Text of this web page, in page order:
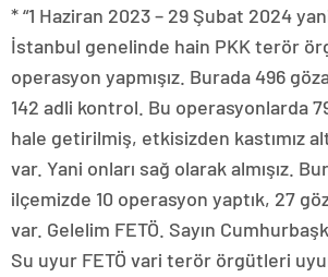
* “1 Haziran 2023 – 29 Şubat 2024
İstanbul genelinde hain PKK terör
operasyon yapmışız. Burada 496
142 adli kontrol. Bu operasyonlarda
hale getirilmiş, etkisizden kastımız
var. Yani onları sağ olarak almışız.
ilçemizde 10 operasyon yaptık, 27
var. Gelelim FETÖ. Sayın
Su uyur FETÖ vari terör örgütleri